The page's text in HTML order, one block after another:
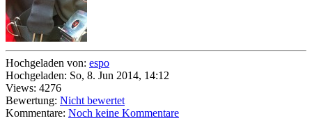
Hochgeladen von: espo
Hochgeladen: So, 8. Jun 2014, 14:12
Views: 4276
Bewertung: Nicht bewertet
Kommentare: Noch keine Kommentare